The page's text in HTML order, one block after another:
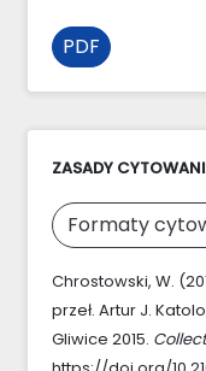
PDF
ZASADY
Formaty
Chrostowski, W.
przeł. Artur J.
Gliwice 2015.